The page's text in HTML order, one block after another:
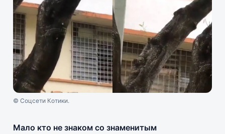
© Соцсети Котики.
Мало кто не знаком со знаменитым